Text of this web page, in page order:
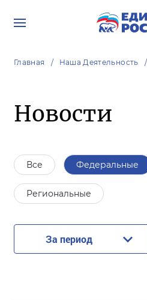
Главная Наша Деятельность
Новости
Все Федеральные
Региональные
За период